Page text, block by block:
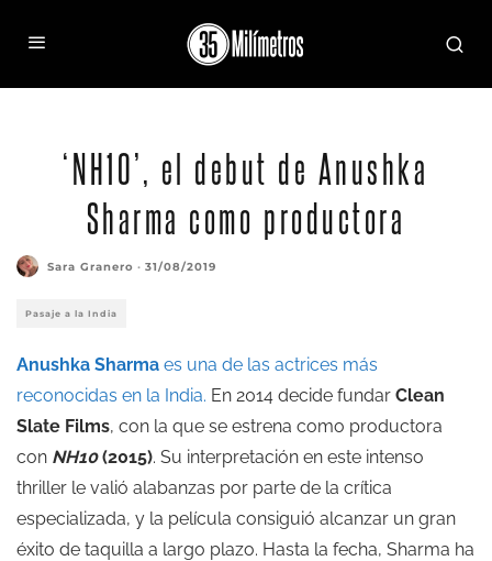
‘NH10’, el debut de Anushka
Sharma como productora
Sara Granero · 31/08/2019
Pasaje a la India
Anushka Sharma es una de las actrices más
reconocidas en la India. En 2014 decide fundar Clean
Slate Films, con la que se estrena como productora
con NH10(2015). Su interpretación en este intenso
thriller le valió alabanzas por parte de la crítica
especializada, y la película consiguió alcanzar un gran
éxito de taquilla a largo plazo. Hasta la fecha, Sharma ha